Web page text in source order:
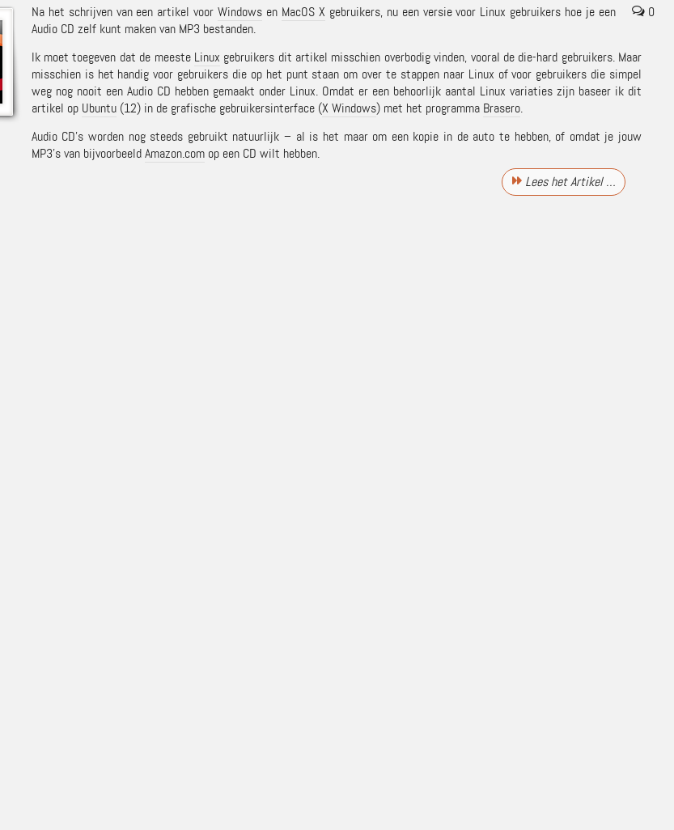
0
Na het schrijven van een artikel voorWindows en MacOS X gebruikers, nu een versie voor Linux gebruikers hoe je een
Audio CD zelf kunt maken van MP3 bestanden.
Ik moet toegeven dat de meeste Linux gebruikers dit artikel misschien overbodig vinden, vooral de die-hard gebruikers. Maar
misschien is het handig voor gebruikers die op het punt staan om over te stappen naar Linux of voor gebruikers die simpel
weg nog nooit een Audio CD hebben gemaakt onder Linux. Omdat er een behoorlijk aantal Linux variaties zijn baseer ik dit
artikel op Ubuntu(12) in de grafische gebruikersinterface (X Windows) met het programma Brasero.
Audio CD’s worden nog steeds gebruikt natuurlijk – al is het maar om een kopie in de auto te hebben, of omdat je jouw
MP3’s van bijvoorbeeldAmazon.comop een CD wilt hebben.
Lees het Artikel …